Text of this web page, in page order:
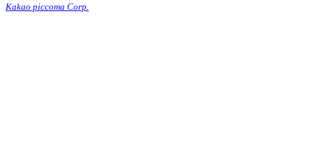
Kakao piccoma Corp.